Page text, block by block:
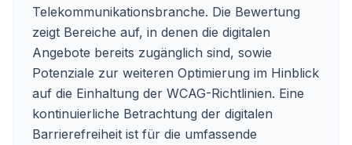
Telekommunikationsbranche. Die Bewertung
zeigt Bereiche auf, in denen die digitalen
Angebote bereits zugänglich sind, sowie
Potenziale zur weiteren Optimierung im Hinblick
auf die Einhaltung der WCAG-Richtlinien. Eine
kontinuierliche Betrachtung der digitalen
Barrierefreiheit ist für die umfassende